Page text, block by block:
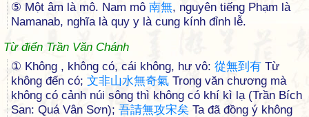
⑤ Một âm là mô. Nam mô 南無, nguyên tiếng Phạm là
Namanab, nghĩa là quy y là cung kính đỉnh lễ.
Từ điển Trần Văn Chánh
① Không , không có, cái không, hư vô: 從無到 有 Từ
không đến có; 文非山水無奇氣 Trong văn chương mà
không có cảnh núi sông thì không có khí kì lạ (Trần Bích
San: Quá Vân Sơn); 吾請無攻宋矣 Ta đã đồng ý không